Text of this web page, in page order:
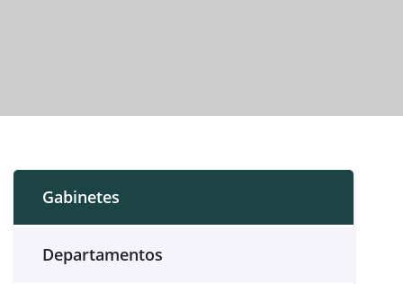
Gabinetes
Departamentos